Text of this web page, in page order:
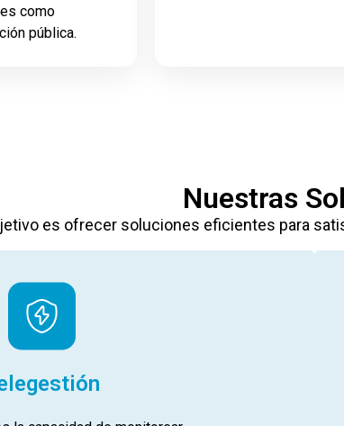
como
pública.
Nuestras
es ofrecer soluciones eficientes para